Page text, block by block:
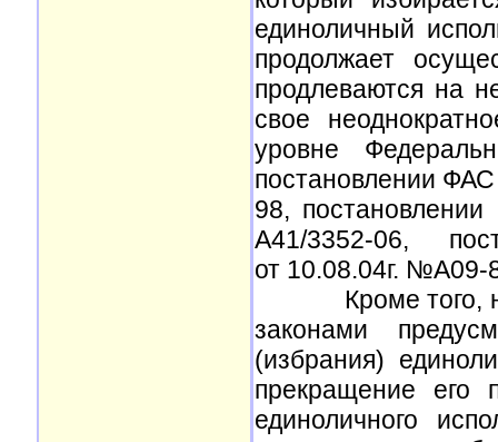
единоличный
продолжает
продлеваются на
свое
уровне
постановлении
98,
А41/3352-06,
от 10.08.04г. №А09-
Кроме того,
законами
(избрания)
прекращение его
единоличного